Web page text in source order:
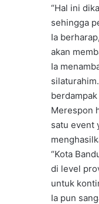
“Hal ini
sehingga
Ia
akan
Ia
Merespon
satu event
“Kota
di level
untuk
Ia pun